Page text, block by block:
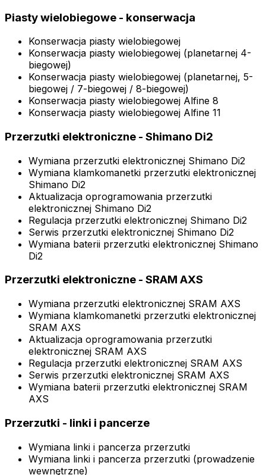
Piasty wielobiegowe - konserwacja
Konserwacja piasty wielobiegowej
Konserwacja piasty wielobiegowej (planetarnej 4-
biegowej)
Konserwacja piasty wielobiegowej (planetarnej, 5-
biegowej / 7-biegowej / 8-biegowej)
Konserwacja piasty wielobiegowej Alfine 8
Konserwacja piasty wielobiegowej Alfine 11
Przerzutki elektroniczne - Shimano Di2
Wymiana przerzutki elektronicznej Shimano Di2
Wymiana klamkomanetki przerzutki elektronicznej
Shimano Di2
Aktualizacja oprogramowania przerzutki
elektronicznej Shimano Di2
Regulacja przerzutki elektronicznej Shimano Di2
Serwis przerzutki elektronicznej Shimano Di2
Wymiana baterii przerzutki elektronicznej Shimano
Di2
Przerzutki elektroniczne - SRAM AXS
Wymiana przerzutki elektronicznej SRAM AXS
Wymiana klamkomanetki przerzutki elektronicznej
SRAM AXS
Aktualizacja oprogramowania przerzutki
elektronicznej SRAM AXS
Regulacja przerzutki elektronicznej SRAM AXS
Serwis przerzutki elektronicznej SRAM AXS
Wymiana baterii przerzutki elektronicznej SRAM
AXS
Przerzutki - linki i pancerze
Wymiana linki i pancerza przerzutki
Wymiana linki i pancerza przerzutki (prowadzenie
wewnętrzne)